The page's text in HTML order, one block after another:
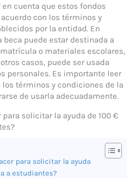
cuenta que estos fondos
con los términos y
por la entidad. En
beca puede estar destinada a
o materiales escolares,
casos, puede ser usada
personales. Es importante leer
términos y condiciones de la
de usarla adecuadamente.
para solicitar la ayuda de 100 €
para solicitar la ayuda
a estudiantes?